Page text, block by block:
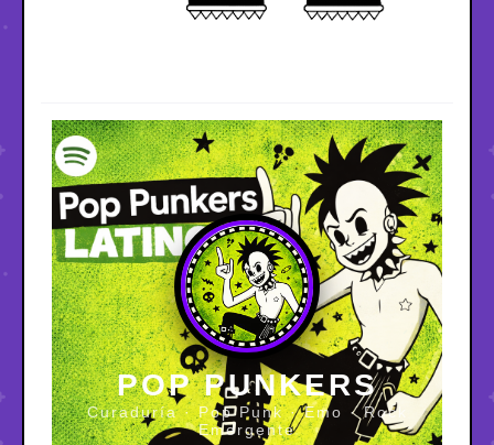
POP PUNKERS
Curaduría · Pop Punk · Emo · Rock
Emergente